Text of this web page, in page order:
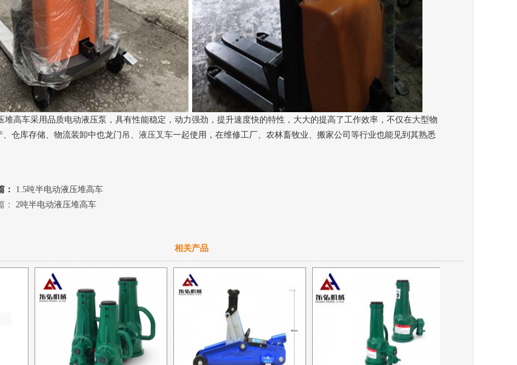
高车采用品质电动液压泵，具有性能稳定，动力强劲，提升速度快的特性，大大的提高了工作效率，不仅在大型物
仓库存储、物流装卸中也龙门吊、 液压叉车一起使用，在维修工厂、农林畜牧业、搬家公司等行业也能见到其熟悉
：
1.5吨半电动液压堆高车
：2吨半电动液压堆高车
相关产品